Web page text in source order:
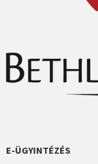
E-ÜGYINTÉZÉS